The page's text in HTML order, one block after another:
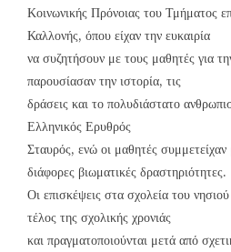
Κοινωνικής Πρόνοιας του Τμήματος
Καλλονής, όπου είχαν την ευκαιρία
να συζητήσουν με τους μαθητές για
παρουσίασαν την ιστορία, τις
δράσεις και το πολυδιάστατο
Ελληνικός Ερυθρός
Σταυρός, ενώ οι μαθητές
διάφορες βιωματικές δραστηριότητες.
Οι επισκέψεις στα σχολεία του
τέλος της σχολικής χρονιάς
και πραγματοποιούνται μετά από